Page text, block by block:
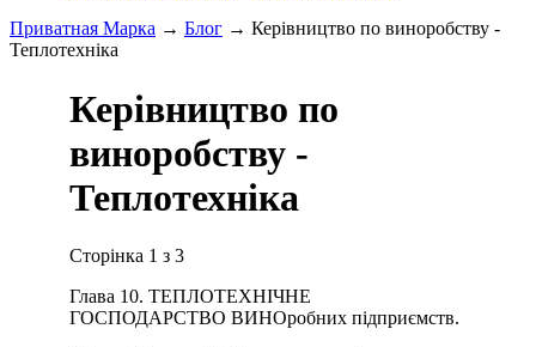
Приватная Марка → Блог → Керівництво по виноробству -
Теплотехніка
Керівництво по
виноробству -
Теплотехніка
Сторінка 1 з 3
Глава 10. ТЕПЛОТЕХНІЧНЕ
ГОСПОДАРСТВО ВИНОробних підприємств.